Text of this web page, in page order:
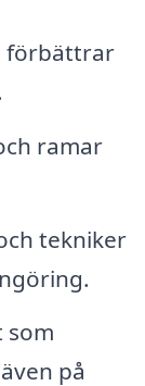
förbättrar
ramar
tekniker
som
på